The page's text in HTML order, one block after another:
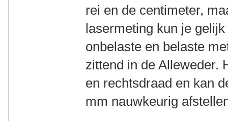
rei en de centimeter,
lasermeting kun je
onbelaste en belaste
zittend in de Alleweder.
en rechtsdraad en kan
mm nauwkeurig